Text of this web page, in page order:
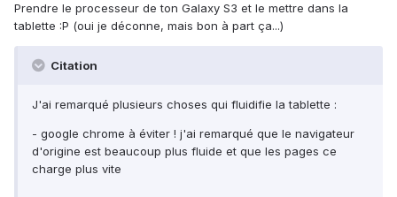
Prendre le processeur de ton Galaxy S3 et le mettre dans la
tablette :P (oui je déconne, mais bon à part ça...)
Citation
J'ai remarqué plusieurs choses qui fluidifie la tablette :
- google chrome à éviter ! j'ai remarqué que le navigateur
d'origine est beaucoup plus fluide et que les pages ce
charge plus vite